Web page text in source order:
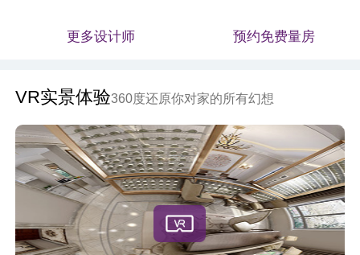
更多设计师 预约免费量房
VR实景体验360度还原你对家的所有幻想